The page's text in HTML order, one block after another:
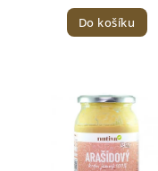
Do košíku